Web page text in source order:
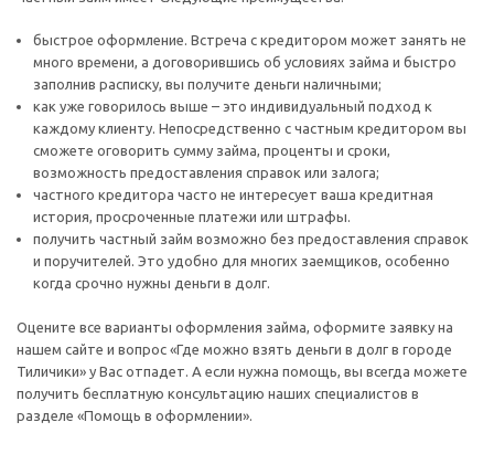
быстрое оформление. Встреча с кредитором может занять не
много времени, а договорившись об условиях займа и быстро
заполнив расписку, вы получите деньги наличными;
как уже говорилось выше – это индивидуальный подход к
каждому клиенту. Непосредственно с частным кредитором вы
сможете оговорить сумму займа, проценты и сроки,
возможность предоставления справок или залога;
частного кредитора часто не интересует ваша кредитная
история, просроченные платежи или штрафы.
получить частный займ возможно без предоставления справок
и поручителей. Это удобно для многих заемщиков, особенно
когда срочно нужны деньги в долг.
Оцените все варианты оформления займа, оформите заявку на
нашем сайте и вопрос «Где можно взять деньги в долг в городе
Тиличики» у Вас отпадет. А если нужна помощь, вы всегда можете
получить бесплатную консультацию наших специалистов в
разделе «Помощь в оформлении».